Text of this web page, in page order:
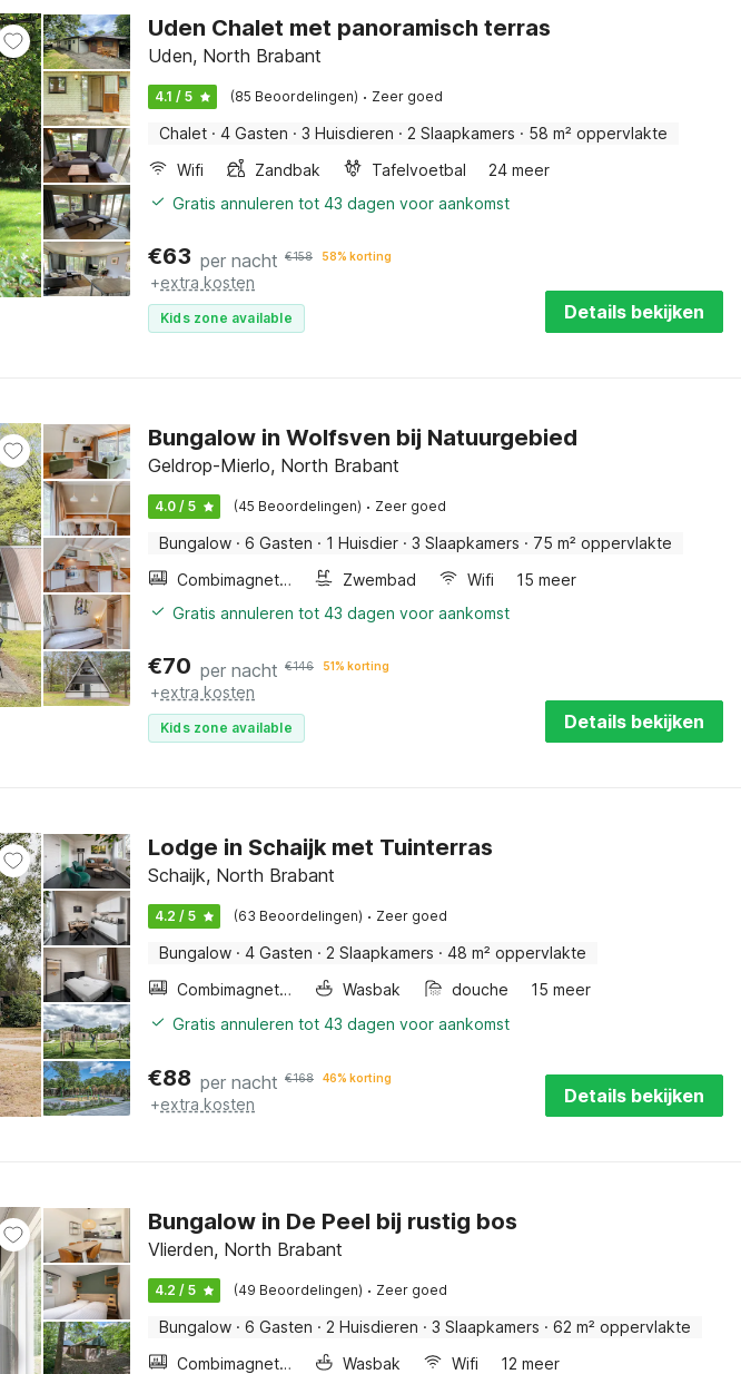
Uden Chalet met panoramisch terras
Uden, North Brabant
4.1 / 5 (85 Beoordelingen) · Zeer goed
Chalet · 4 Gasten · 3 Huisdieren · 2 Slaapkamers · 58 m² oppervlakte
Wifi
Zandbak Tafelvoetbal
24 meer
Gratis annuleren tot 43 dagen voor aankomst
€63 per nacht €158 58% korting
+extra kosten
Kids zone available Details bekijken
Bungalow in Wolfsven bij Natuurgebied
Geldrop-Mierlo, North Brabant
4.0 / 5 (45 Beoordelingen) · Zeer goed
Bungalow · 6 Gasten · 1 Huisdier · 3 Slaapkamers · 75 m² oppervlakte
Combimagnetron
Zwembad Wifi
15 meer
Gratis annuleren tot 43 dagen voor aankomst
€70 per nacht €146 51% korting
+extra kosten
Kids zone available Details bekijken
Lodge in Schaijk met Tuinterras
Schaijk, North Brabant
4.2 / 5 (63 Beoordelingen) · Zeer goed
Bungalow · 4 Gasten · 2 Slaapkamers · 48 m² oppervlakte
Combimagnetron
Wasbak douche
15 meer
Gratis annuleren tot 43 dagen voor aankomst
€88 per nacht €168 46% korting
+extra kosten Details bekijken
Bungalow in De Peel bij rustig bos
Vlierden, North Brabant
4.2 / 5 (49 Beoordelingen) · Zeer goed
Bungalow · 6 Gasten · 2 Huisdieren · 3 Slaapkamers · 62 m² oppervlakte
Combimagnetron
Wasbak Wifi
12 meer